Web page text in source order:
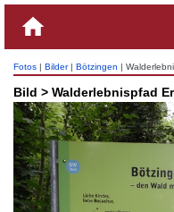
Fotos | Bilder| Bötzingen |
Bild > Walderlebnispfad